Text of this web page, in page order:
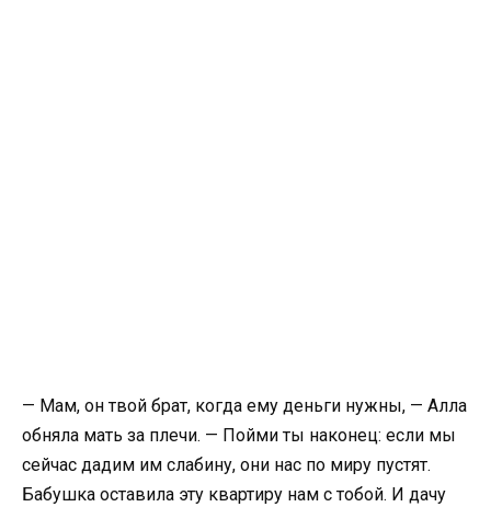
— Мам, он твой брат, когда ему деньги нужны, — Алла
обняла мать за плечи. — Пойми ты наконец: если мы
сейчас дадим им слабину, они нас по миру пустят.
Бабушка оставила эту квартиру нам с тобой. И дачу